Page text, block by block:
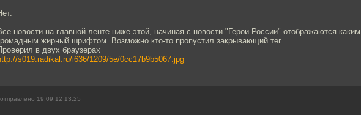
новости на главной ленте ниже этой, начиная с новости "Герои России" отображаются
жирный шрифтом. Возможно кто-то пропустил закрывающий тег.
в двух браузерах
s019.radikal.ru/i636/1209/5e/0cc17b9b5067.jpg
отправлено 19.09.12 13:25